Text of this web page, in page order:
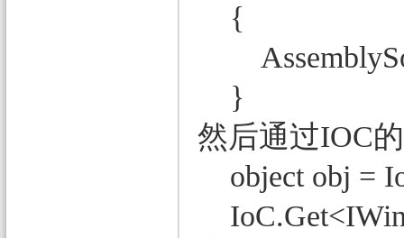
{
}
然后通过IOC
object obj =